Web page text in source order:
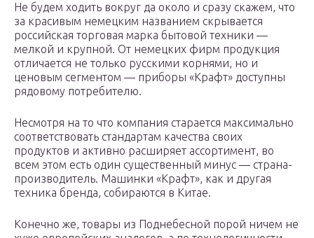
Не будем ходить вокруг да около и сразу скажем, что
за красивым немецким названием скрывается
российская торговая марка бытовой техники —
мелкой и крупной. От немецких фирм продукция
отличается не только русскими корнями, но и
ценовым сегментом — приборы «Крафт» доступны
рядовому потребителю.
Несмотря на то что компания старается максимально
соответствовать стандартам качества своих
продуктов и активно расширяет ассортимент, во
всем этом есть один существенный минус — страна-
производитель. Машинки «Крафт», как и другая
техника бренда, собираются в Китае.
Конечно же, товары из Поднебесной порой ничем не